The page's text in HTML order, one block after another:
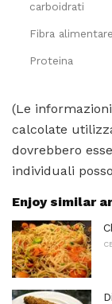
carboidrati
Fibra alimentare
Proteina
(Le
calcolate
dovrebbero
individuali
Enjoy similar